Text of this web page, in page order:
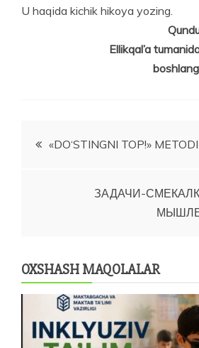
U haqida kichik hikoya yozing.
Ellikqal’a
Post«DO‘STINGNI TOP!» METODI
ЗАДАЧИ-
OXSHASH MAQOLALAR